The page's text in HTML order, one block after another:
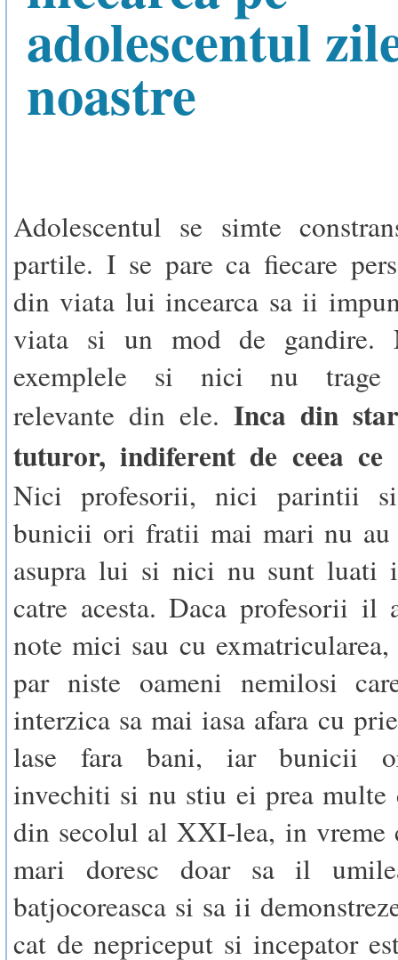
adolescentul
noastre
Adolescentul se simte
partile. I se pare ca fiecare
din viata lui incearca sa ii
viata si un mod de gandire.
exemplele si nici nu trage
relevante din ele. Inca din
tuturor, indiferent de ceea ce
Nici profesorii, nici parintii
bunicii ori fratii mai mari nu au
asupra lui si nici nu sunt luati
catre acesta. Daca profesorii il
note mici sau cu
par niste oameni nemilosi
interzica sa mai iasa afara cu
lase fara bani, iar bunicii
invechiti si nu stiu ei prea multe
din secolul al XXI-lea, in vreme
mari doresc doar sa il
batjocoreasca si sa ii
cat de nepriceput si incepator